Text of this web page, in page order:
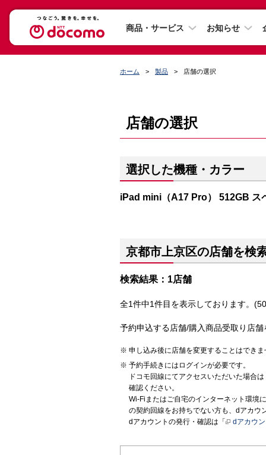
商品・サービス お知らせ
ホーム 製品 店舗の選択
店舗の選択
選択した機種・カラー
iPad mini（A17 Pro） 512GB ス
京都市上京区の店舗を検
検索結果：1店舗
全1件中1件目を表示しております。
予約申込する店舗/購入商品受取り店
申し込み後に店舗を変更することはできま
予約手続きにはログインが必要です。
ドコモ回線にてアクセスいただいた場合
確認ください。
Wi-Fiまたはご自宅のインターネット環境
の契約回線をお持ちでない方も、dアカウ
dアカウントの発行・確認は「
dアカウ